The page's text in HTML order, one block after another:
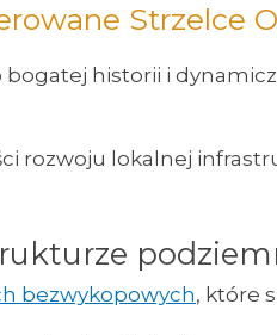
Strzelce
historii i
rozwoju lokalnej
bezwykopowych, które